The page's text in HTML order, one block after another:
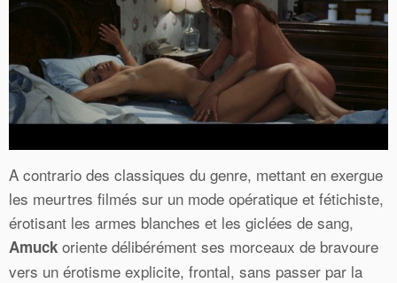
A contrario des classiques du genre, mettant en exergue
les meurtres filmés sur un mode opératique et fétichiste,
érotisant les armes blanches et les giclées de sang,
Amuck oriente délibérément ses morceaux de bravoure
vers un érotisme explicite, frontal, sans passer par la